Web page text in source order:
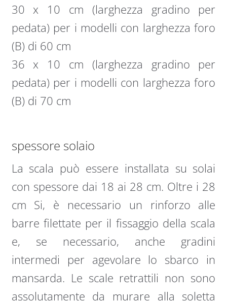
30 x 10 cm (larghezza gradino per
pedata) per i modelli con larghezza foro
(B) di 60 cm
36 x 10 cm (larghezza gradino per
pedata) per i modelli con larghezza foro
(B) di 70 cm
spessore solaio
La scala può essere installata su solai
con spessore dai 18 ai 28 cm. Oltre i 28
cm Si, è necessario un rinforzo alle
barre filettate per il fissaggio della scala
e, se necessario, anche gradini
intermedi per agevolare lo sbarco in
mansarda. Le scale retrattili non sono
assolutamente da murare alla soletta